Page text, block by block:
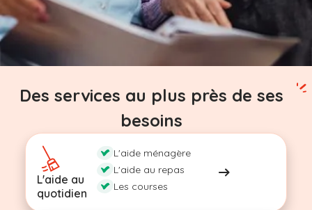
Des services au plus près de ses
besoins
L'aide au
quotidien
L'aide ménagère
L'aide au repas
Les courses